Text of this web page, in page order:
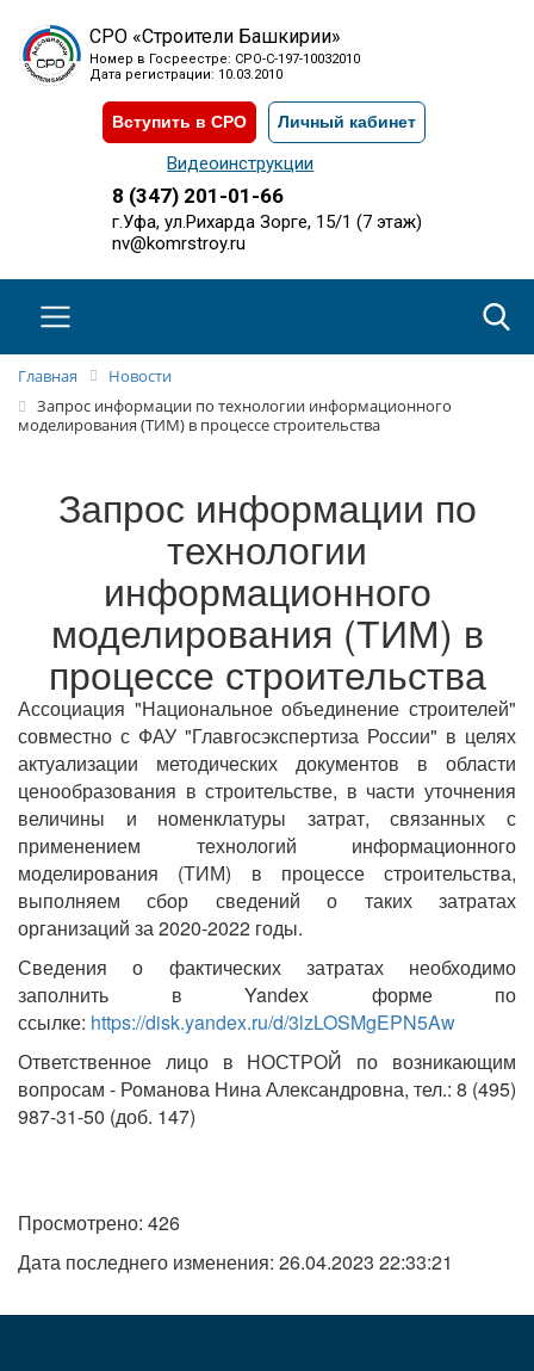
СРО «Строители Башкирии»
Номер в Госреестре: СРО-С-197-10032010
Дата регистрации: 10.03.2010
Вступить в СРО Личный кабинет
Видеоинструкции
8 (347) 201-01-66
г.Уфа, ул.Рихарда Зорге, 15/1 (7 этаж)
nv@komrstroy.ru
Главная
Новости
Запрос информации по технологии информационного
моделирования (ТИМ) в процессе строительства
Запрос информации по
технологии
информационного
моделирования (ТИМ) в
процессе строительства
Ассоциация "Национальное объединение строителей"
совместно с ФАУ "Главгосэкспертиза России" в целях
актуализации методических документов в области
ценообразования в строительстве, в части уточнения
величины и номенклатуры затрат, связанных с
применением технологий информационного
моделирования (ТИМ) в процессе строительства,
выполняем сбор сведений о таких затратах
организаций за 2020-2022 годы.
Сведения о фактических затратах необходимо
заполнить в Yandex форме по
ссылке: https://disk.yandex.ru/d/3lzLOSMgEPN5Aw
Ответственное лицо в НОСТРОЙ по возникающим
вопросам - Романова Нина Александровна, тел.: 8 (495)
987-31-50 (доб. 147)
Просмотрено: 426
Дата последнего изменения: 26.04.2023 22:33:21